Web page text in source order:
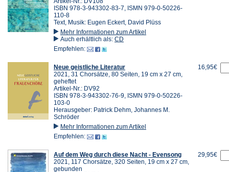
ISBN 978-3-943302-83-7, ISMN 979-0-50226-
110-8
Text, Musik: Eugen Eckert, David Plüss
Mehr Informationen zum Artikel
Auch erhältlich als: CD
Empfehlen:
Neue geistliche Literatur
2021, 31 Chorsätze, 80 Seiten, 19 cm x 27 cm,
geheftet
Artikel-Nr.: DV92
ISBN 978-3-943302-76-9, ISMN 979-0-50226-
103-0
Herausgeber: Patrick Dehm, Johannes M.
Schröder
Mehr Informationen zum Artikel
Empfehlen:
16,95€
Auf dem Weg durch diese Nacht - Evensong
2021, 117 Chorsätze, 320 Seiten, 19 cm x 27 cm,
gebunden
29,95€